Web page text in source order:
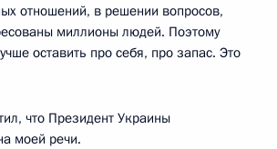
отношений, в решении вопросов,
миллионы людей. Поэтому
оставить про себя, про запас. Это
что Президент Украины
моей речи.